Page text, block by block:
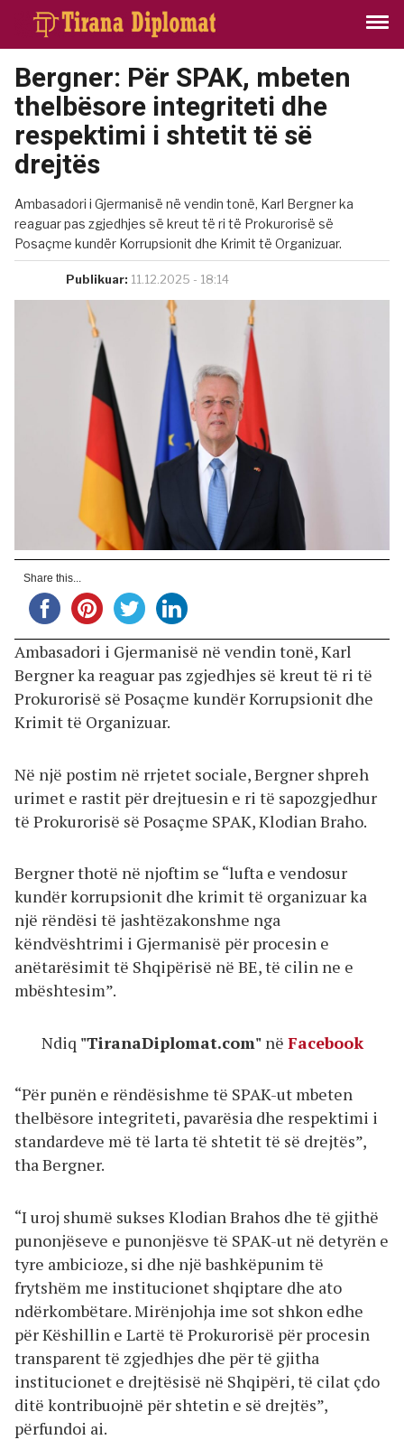
Bergner: Për SPAK, mbeten
thelbësore integriteti dhe
respektimi i shtetit të së
drejtës
Ambasadori i Gjermanisë në vendin tonë, Karl Bergner ka
reaguar pas zgjedhjes së kreut të ri të Prokurorisë së
Posaçme kundër Korrupsionit dhe Krimit të Organizuar.
Publikuar: 11.12.2025 - 18:14
Share this...
Ambasadori i Gjermanisë në vendin tonë, Karl
Bergner ka reaguar pas zgjedhjes së kreut të ri të
Prokurorisë së Posaçme kundër Korrupsionit dhe
Krimit të Organizuar.
Në një postim në rrjetet sociale, Bergner shpreh
urimet e rastit për drejtuesin e ri të sapozgjedhur
të Prokurorisë së Posaçme SPAK, Klodian Braho.
Bergner thotë në njoftim se “lufta e vendosur
kundër korrupsionit dhe krimit të organizuar ka
një rëndësi të jashtëzakonshme nga
këndvështrimi i Gjermanisë për procesin e
anëtarësimit të Shqipërisë në BE, të cilin ne e
mbështesim”.
Ndiq "TiranaDiplomat.com" në Facebook
“Për punën e rëndësishme të SPAK-ut mbeten
thelbësore integriteti, pavarësia dhe respektimi i
standardeve më të larta të shtetit të së drejtës”,
tha Bergner.
“I uroj shumë sukses Klodian Brahos dhe të gjithë
punonjëseve e punonjësve të SPAK-ut në detyrën e
tyre ambicioze, si dhe një bashkëpunim të
frytshëm me institucionet shqiptare dhe ato
ndërkombëtare. Mirënjohja ime sot shkon edhe
për Këshillin e Lartë të Prokurorisë për procesin
transparent të zgjedhjes dhe për të gjitha
institucionet e drejtësisë në Shqipëri, të cilat çdo
ditë kontribuojnë për shtetin e së drejtës”,
përfundoi ai.